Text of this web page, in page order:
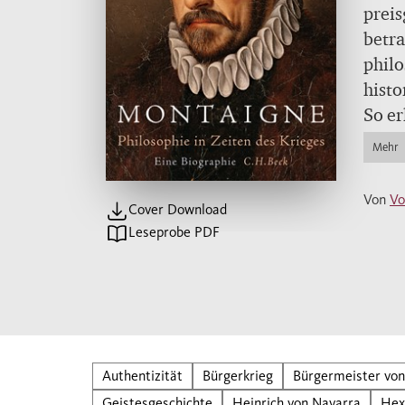
Cover Download
Leseprobe PDF
So
Mehr
Von
Authentizität Bürgerkrieg Bürgermeister